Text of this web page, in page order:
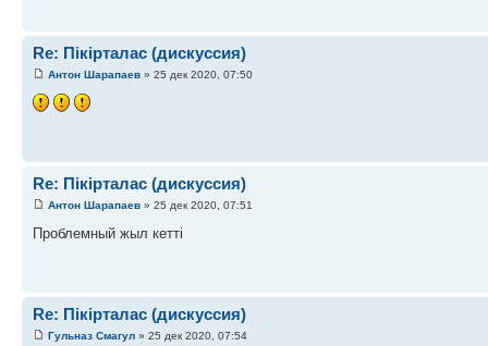
Re: Пікірталас (дискуссия)
Антон Шарапаев » 25 дек 2020, 07:50
Re: Пікірталас (дискуссия)
Антон Шарапаев » 25 дек 2020, 07:51
Проблемный жыл кетті
Re: Пікірталас (дискуссия)
Гульназ Смагул » 25 дек 2020, 07:54